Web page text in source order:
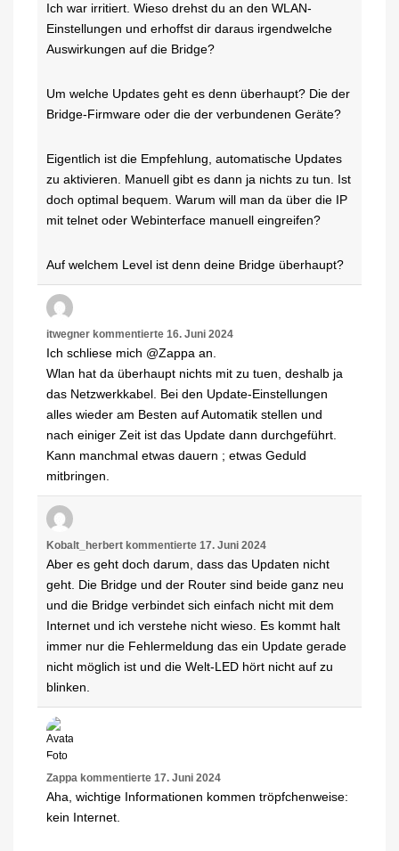
Ich war irritiert. Wieso drehst du an den WLAN-
Einstellungen und erhoffst dir daraus irgendwelche
Auswirkungen auf die Bridge?
Um welche Updates geht es denn überhaupt? Die der
Bridge-Firmware oder die der verbundenen Geräte?
Eigentlich ist die Empfehlung, automatische Updates
zu aktivieren. Manuell gibt es dann ja nichts zu tun. Ist
doch optimal bequem. Warum will man da über die IP
mit telnet oder Webinterface manuell eingreifen?
Auf welchem Level ist denn deine Bridge überhaupt?
itwegner kommentierte 16. Juni 2024
Ich schliese mich @Zappa an.
Wlan hat da überhaupt nichts mit zu tuen, deshalb ja
das Netzwerkkabel. Bei den Update-Einstellungen
alles wieder am Besten auf Automatik stellen und
nach einiger Zeit ist das Update dann durchgeführt.
Kann manchmal etwas dauern ; etwas Geduld
mitbringen.
Kobalt_herbert kommentierte 17. Juni 2024
Aber es geht doch darum, dass das Updaten nicht
geht. Die Bridge und der Router sind beide ganz neu
und die Bridge verbindet sich einfach nicht mit dem
Internet und ich verstehe nicht wieso. Es kommt halt
immer nur die Fehlermeldung das ein Update gerade
nicht möglich ist und die Welt-LED hört nicht auf zu
blinken.
Zappa kommentierte 17. Juni 2024
Aha, wichtige Informationen kommen tröpfchenweise:
kein Internet.